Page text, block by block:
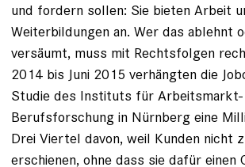
und fordern sollen: Sie bieten Arbeit
Weiterbildungen an. Wer das ablehnt
versäumt, muss mit Rechtsfolgen
2014 bis Juni 2015 verhängten die
Studie des Instituts für Arbeitsmarkt-
Berufsforschung in Nürnberg eine
Drei Viertel davon, weil Kunden nicht
erschienen, ohne dass sie dafür einen